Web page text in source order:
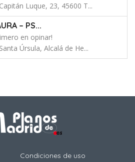
Luque, 23, 45600 T...
– PS...
en opinar!
Úrsula, Alcalá de He...
Condiciones de uso